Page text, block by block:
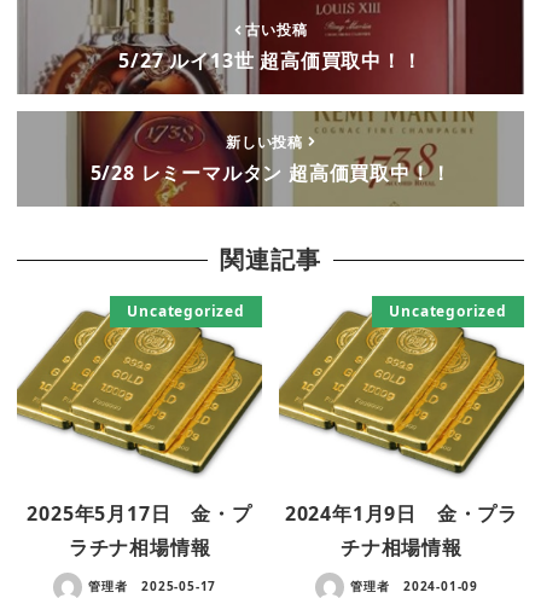
古い投稿
5/27 ルイ13世 超高価買取中！！
新しい投稿
5/28 レミーマルタン 超高価買取中！！
関連記事
Uncategorized
2025年5月17日 金・プ
ラチナ相場情報
管理者 2025-05-17
Uncategorized
2024年1月9日 金・プラ
チナ相場情報
管理者 2024-01-09